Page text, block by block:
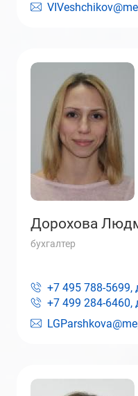
Дорохова
бухгалтер
+7 495 788-5699,
+7 499 284-6460,